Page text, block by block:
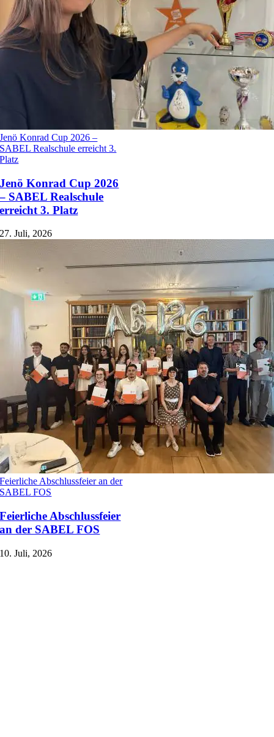
Jenö Konrad Cup 2026 –
SABEL Realschule erreicht 3.
Platz
Jenö Konrad Cup 2026
– SABEL Realschule
erreicht 3. Platz
27. Juli, 2026
Feierliche Abschlussfeier an der
SABEL FOS
Feierliche Abschlussfeier
an der SABEL FOS
10. Juli, 2026